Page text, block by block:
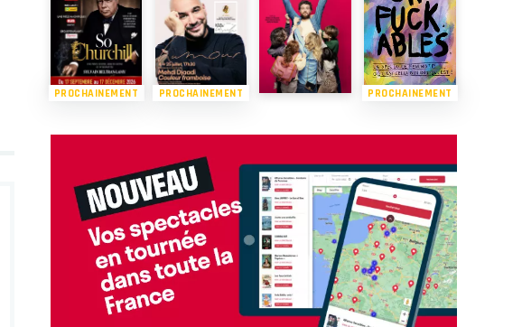
PROCHAINEMENT PROCHAINEMENT PROCHAINEMENT